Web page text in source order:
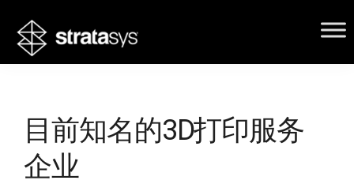
目前知名的3D打印服务
企业